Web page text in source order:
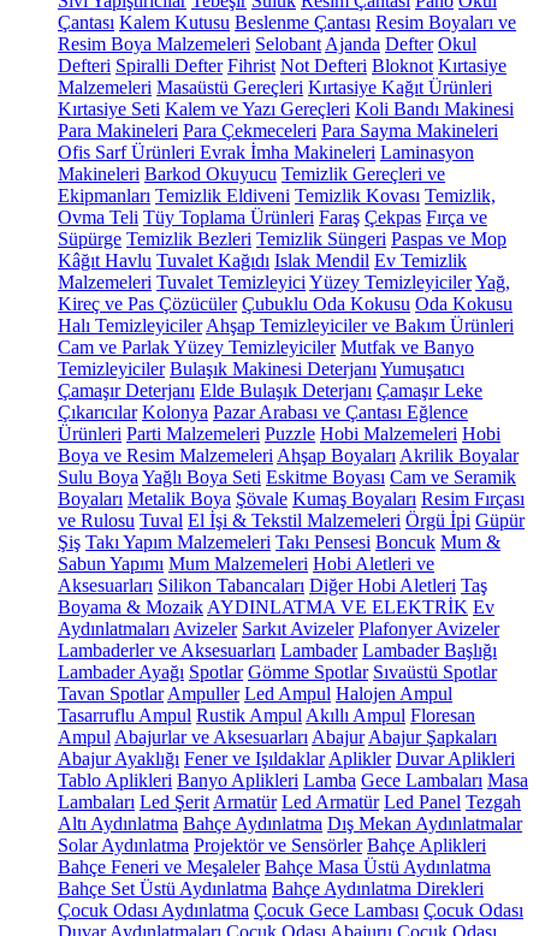
Çantası Kalem Kutusu Beslenme Çantası Resim Boyaları ve
Resim Boya Malzemeleri Selobant Ajanda Defter Okul
Defteri Spiralli Defter Fihrist Not Defteri Bloknot Kırtasiye
Malzemeleri Masaüstü Gereçleri Kırtasiye Kağıt Ürünleri
Kırtasiye Seti Kalem ve Yazı Gereçleri Koli Bandı Makinesi
Para Makineleri Para Çekmeceleri Para Sayma Makineleri
Ofis Sarf Ürünleri Evrak İmha Makineleri Laminasyon
Makineleri Barkod Okuyucu Temizlik Gereçleri ve
Ekipmanları Temizlik Eldiveni Temizlik Kovası Temizlik,
Ovma Teli Tüy Toplama Ürünleri Faraş Çekpas Fırça ve
Süpürge Temizlik Bezleri Temizlik Süngeri Paspas ve Mop
Kâğıt Havlu Tuvalet Kağıdı Islak Mendil Ev Temizlik
Malzemeleri Tuvalet Temizleyici Yüzey TemizleyicilerYağ,
Kireç ve Pas Çözücüler Çubuklu Oda Kokusu Oda Kokusu
Halı Temizleyiciler Ahşap Temizleyiciler ve Bakım Ürünleri
Cam ve Parlak Yüzey Temizleyiciler Mutfak ve Banyo
Temizleyiciler Bulaşık Makinesi Deterjanı Yumuşatıcı
Çamaşır Deterjanı Elde Bulaşık Deterjanı Çamaşır Leke
Çıkarıcılar Kolonya Pazar Arabası ve Çantası Eğlence
Ürünleri Parti Malzemeleri Puzzle Hobi Malzemeleri Hobi
Boya ve Resim Malzemeleri Ahşap Boyaları Akrilik Boyalar
Sulu Boya Yağlı Boya Seti Eskitme Boyası Cam ve Seramik
Boyaları Metalik Boya Şövale Kumaş Boyaları Resim Fırçası
ve Rulosu Tuval El İşi & Tekstil Malzemeleri Örgü İpi Güpür
Şiş Takı Yapım Malzemeleri Takı Pensesi Boncuk Mum &
Sabun Yapımı Mum Malzemeleri Hobi Aletleri ve
Aksesuarları Silikon Tabancaları Diğer Hobi Aletleri Taş
Boyama & Mozaik AYDINLATMA VE ELEKTRİK Ev
Aydınlatmaları Avizeler Sarkıt Avizeler Plafonyer Avizeler
Lambaderler ve Aksesuarları Lambader Lambader Başlığı
Lambader Ayağı Spotlar Gömme Spotlar Sıvaüstü Spotlar
Tavan Spotlar Ampuller Led Ampul Halojen Ampul
Tasarruflu Ampul Rustik Ampul Akıllı Ampul Floresan
Ampul Abajurlar ve Aksesuarları Abajur Abajur Şapkaları
Abajur Ayaklığı Fener ve Işıldaklar Aplikler Duvar Aplikleri
Tablo Aplikleri Banyo Aplikleri Lamba Gece Lambaları Masa
Lambaları Led Şerit Armatür Led Armatür Led Panel Tezgah
Altı Aydınlatma Bahçe Aydınlatma Dış Mekan Aydınlatmalar
Solar Aydınlatma Projektör ve Sensörler Bahçe Aplikleri
Bahçe Feneri ve Meşaleler Bahçe Masa Üstü Aydınlatma
Bahçe Set Üstü Aydınlatma Bahçe Aydınlatma Direkleri
Çocuk Odası Aydınlatma Çocuk Gece Lambası Çocuk Odası
Duvar Aydınlatmaları Çocuk Odası Abajuru Çocuk Odası